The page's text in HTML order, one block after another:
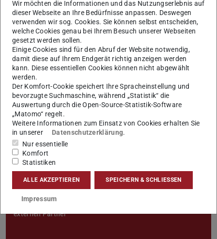
Unser Team
GeoTalks @TU Darmstadt
spannende Vorträge aus der geotechnischen Forschung und
Praxis
Schwarzes Brett
Offene Stellen am Institut und Ausschreibungen unserer
externen Partner
Wir möchten die Informationen und das Nutzungserlebnis auf
dieser Webseite an Ihre Bedürfnisse anpassen. Deswegen
verwenden wir sog. Cookies. Sie können selbst entscheiden,
welche Cookies genau bei Ihrem Besuch unserer Webseiten
gesetzt werden sollen.
Einige Cookies sind für den Abruf der Website notwendig,
damit diese auf Ihrem Endgerät richtig anzeigen werden
kann. Diese essentiellen Cookies können nicht abgewählt
werden.
Der Komfort-Cookie speichert Ihre Spracheinstellung und
bevorzugte Suchmaschine, während „Statistik“ die
Auswertung durch die Open-Source-Statistik-Software
„Matomo“ regelt.
Weitere Informationen zum Einsatz von Cookies erhalten Sie
in unserer
Datenschutzerklärung.
Nur essentielle
Komfort
Statistiken
ALLE AKZEPTIEREN SPEICHERN & SCHLIESSEN
Impressum